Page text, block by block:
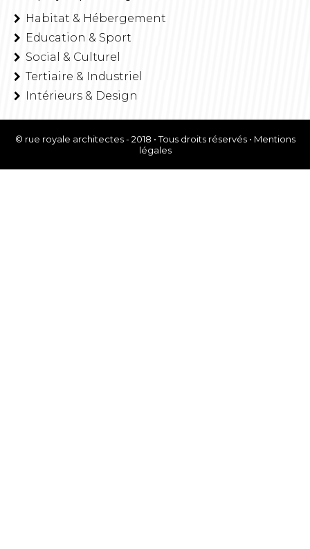
Habitat & Hébergement
Education & Sport
Social & Culturel
Tertiaire & Industriel
Intérieurs & Design
© rue royale architectes - 2018 • Tous droits réservés • Mentions
légales